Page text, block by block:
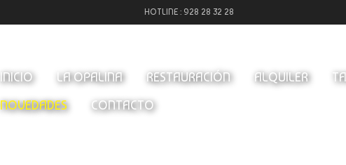
HOTLINE : 928 28 32 28
INICIO LA OPALINA RESTAURACIÓN ALQUILER
NOVEDADES
CONTACTO